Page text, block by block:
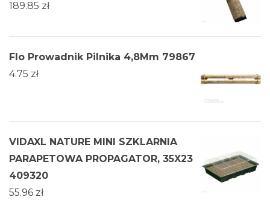
189.85 zł
Flo Prowadnik Pilnika 4,8Mm 79867
4.75 zł
VIDAXL NATURE MINI SZKLARNIA
PARAPETOWA PROPAGATOR, 35X23
409320
55.96 zł